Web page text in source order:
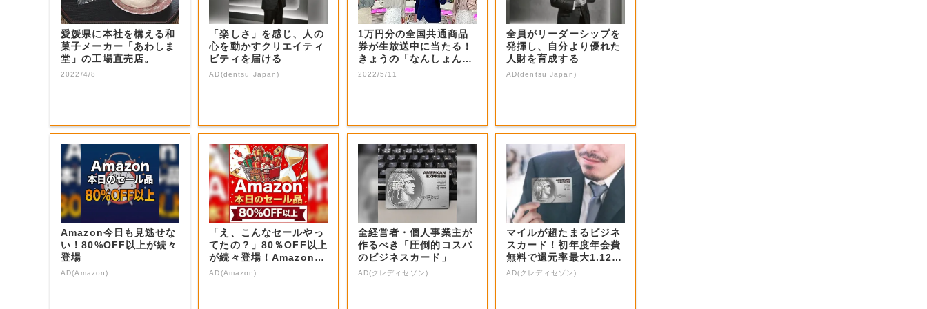
愛媛県に本社を構える和
菓子メーカー「あわしま
堂」の工場直売店。
2022/4/8
「楽しさ」を感じ、人の
心を動かすクリエイティ
ビティを届ける
AD(dentsu Japan)
1万円分の全国共通商品
券が生放送中に当たる！
きょうの「なんしょん？
生電話クイズ」...
2022/5/11
全員がリーダーシップを
発揮し、自分より優れた
人財を育成する
AD(dentsu Japan)
Amazon今日も見逃せな
い！80%OFF以上が続々
登場
AD(Amazon)
「え、こんなセールやっ
てたの？」80％OFF以上
が続々登場！Amazonの
本気が...
AD(Amazon)
全経営者・個人事業主が
作るべき「圧倒的コスパ
のビジネスカード」
AD(クレディセゾン)
マイルが超たまるビジネ
スカード！初年度年会費
無料で還元率最大1.12
5%
AD(クレディセゾン)